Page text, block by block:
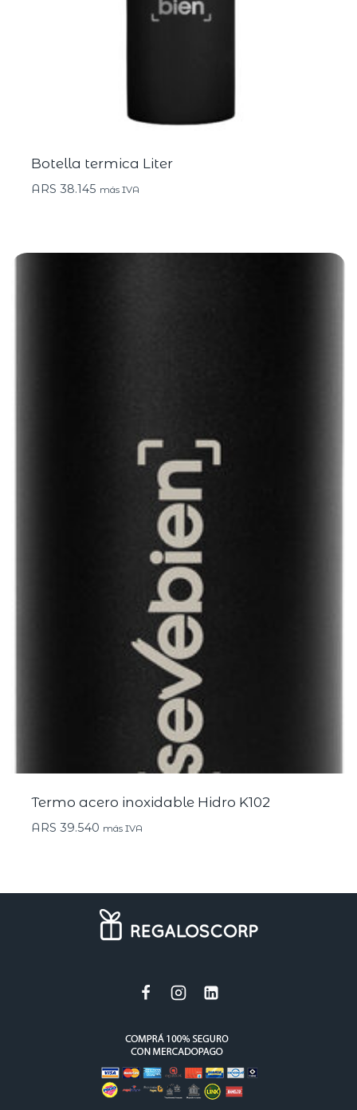
Botella termica Liter
ARS 38.145 más IVA
Termo acero inoxidable Hidro K102
ARS 39.540 más IVA